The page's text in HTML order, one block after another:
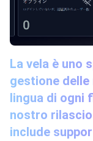
La vela è uno
gestione delle
lingua di ogni
nostro rilascio
include